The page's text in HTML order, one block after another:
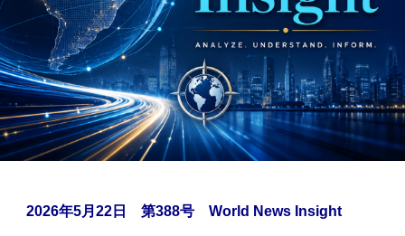
2026年5月22日 第388号 World News Insight